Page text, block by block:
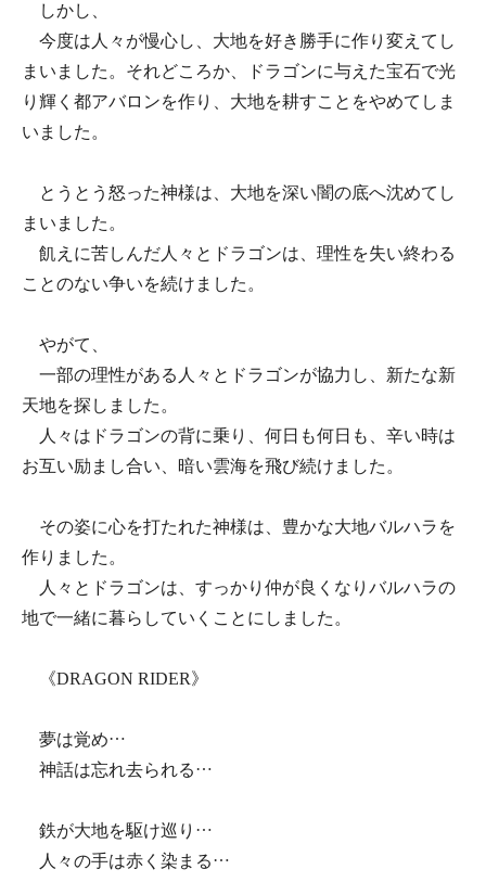
しかし、
今度は人々が慢心し、大地を好き勝手に作り変えてし
まいました。それどころか、ドラゴンに与えた宝石で光
り輝く都アバロンを作り、大地を耕すことをやめてしま
いました。
とうとう怒った神様は、大地を深い闇の底へ沈めてし
まいました。
飢えに苦しんだ人々とドラゴンは、理性を失い終わる
ことのない争いを続けました。
やがて、
一部の理性がある人々とドラゴンが協力し、新たな新
天地を探しました。
人々はドラゴンの背に乗り、何日も何日も、辛い時は
お互い励まし合い、暗い雲海を飛び続けました。
その姿に心を打たれた神様は、豊かな大地バルハラを
作りました。
人々とドラゴンは、すっかり仲が良くなりバルハラの
地で一緒に暮らしていくことにしました。
《DRAGON RIDER》
夢は覚め…
神話は忘れ去られる…
鉄が大地を駆け巡り…
人々の手は赤く染まる…